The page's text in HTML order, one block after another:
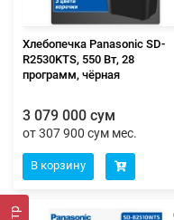
Хлебопечка Panasonic SD-
R2530KTS, 550 Вт, 28
программ, чёрная
3 079 000 сум
от 307 900 сум мес.
В корзину